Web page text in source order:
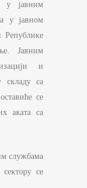
у јавним
у јавном
Републике
Јавним
и
складу са
се
аката са
службама
се